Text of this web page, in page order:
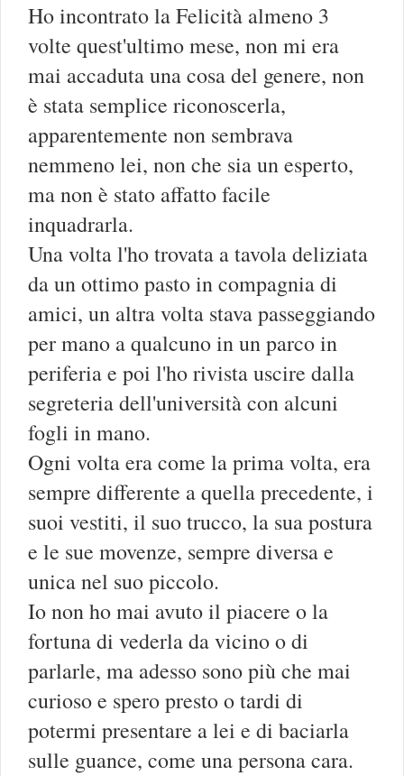
Ho incontrato la Felicità almeno 3
volte quest'ultimo mese, non mi era
mai accaduta una cosa del genere, non
è stata semplice riconoscerla,
apparentemente non sembrava
nemmeno lei, non che sia un esperto,
ma non è stato affatto facile
inquadrarla.
Una volta l'ho trovata a tavola deliziata
da un ottimo pasto in compagnia di
amici, un altra volta stava passeggiando
per mano a qualcuno in un parco in
periferia e poi l'ho rivista uscire dalla
segreteria dell'università con alcuni
fogli in mano.
Ogni volta era come la prima volta, era
sempre differente a quella precedente, i
suoi vestiti, il suo trucco, la sua postura
e le sue movenze, sempre diversa e
unica nel suo piccolo.
Io non ho mai avuto il piacere o la
fortuna di vederla da vicino o di
parlarle, ma adesso sono più che mai
curioso e spero presto o tardi di
potermi presentare a lei e di baciarla
sulle guance, come una persona cara.